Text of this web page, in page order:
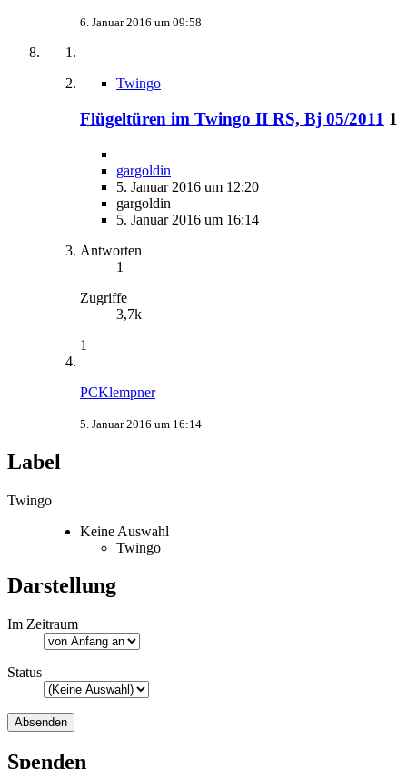
6. Januar 2016 um 09:58
Twingo
Flügeltüren im Twingo II RS, Bj 05/2011 1
gargoldin
5. Januar 2016 um 12:20
gargoldin
5. Januar 2016 um 16:14
Antworten
1
Zugriffe
3,7k
1
PCKlempner
5. Januar 2016 um 16:14
Label
Twingo
Keine Auswahl
Twingo
Darstellung
Im Zeitraum
Status
Spenden